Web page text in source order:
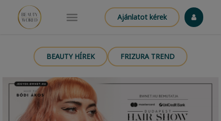
Ajánlatot kérek
BEAUTY HÍREK FRIZURA TREND